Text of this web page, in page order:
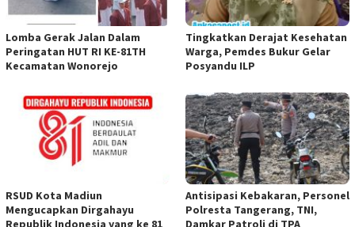
Lomba Gerak Jalan Dalam
Peringatan HUT RI KE-81TH
Kecamatan Wonorejo
Tingkatkan Derajat Kesehatan
Warga, Pemdes Bukur Gelar
Posyandu ILP
RSUD Kota Madiun
Mengucapkan Dirgahayu
Republik Indonesia yang ke 81
Antisipasi Kebakaran, Personel
Polresta Tangerang, TNI,
Damkar Patroli di TPA